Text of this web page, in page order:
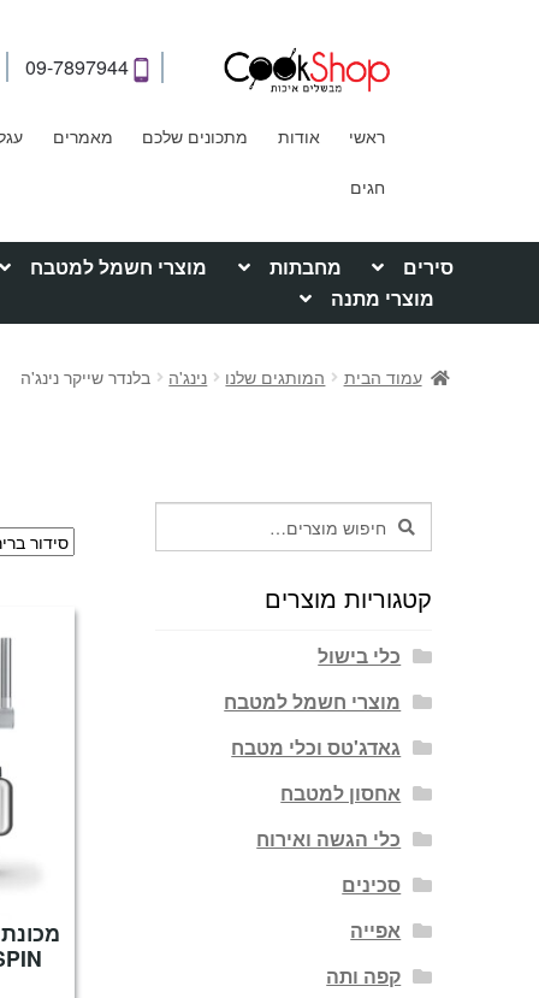
09-7897944
ראשי אודות מתכונים שלכם מאמרים
חגים
סירים מחבתות
מוצרי חשמל למטבח
מוצרי מתנה
עמוד הבית המותגים שלנו נינג'ה בלנדר שייקר נינג'ה
חיפוש
עבור:
חיפוש
קטגוריות מוצרים
כלי בישול
מוצרי חשמל למטבח
גאדג'טס וכלי מטבח
אחסון למטבח
כלי הגשה ואירוח
סכינים
אפייה
קפה ותה